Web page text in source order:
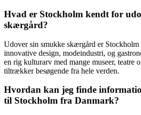
Hvad er Stockholm kendt for
skærgård?
Udover sin smukke skærgård er Stockholm
innovative design, modeindustri, og
en rig kulturarv med mange museer, teatre
tiltrækker besøgende fra hele verden.
Hvordan kan jeg finde
til Stockholm fra Danmark?